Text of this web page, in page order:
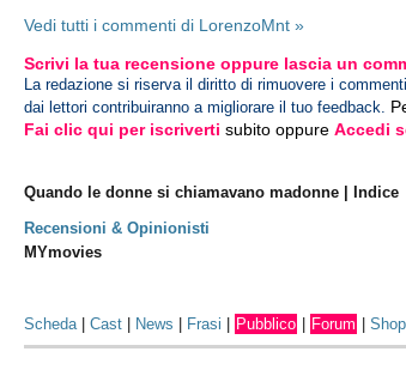
Vedi tutti i commenti di LorenzoMnt »
Scrivi la tua recensione oppure lascia un
La redazione si riserva il diritto di rimuovere i
dai lettori contribuiranno a migliorare il tuo feedback.
Fai clic qui per iscriverti subito oppureAccedi
Quando le donne si chiamavano madonne | Indice
Recensioni & Opinionisti
MYmovies
Scheda|Cast News Frasi Pubblico Forum |Shop